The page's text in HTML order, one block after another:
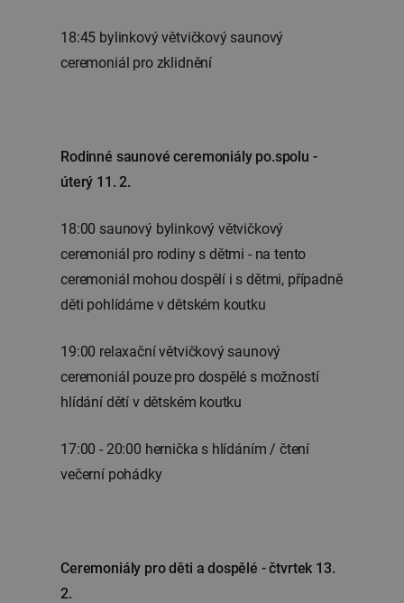
18:45 bylinkový větvičkový saunový
ceremoniál pro zklidnění
Rodinné saunové ceremoniály po.spolu -
úterý 11. 2.
18:00 saunový bylinkový větvičkový
ceremoniál pro rodiny s dětmi - na tento
ceremoniál mohou dospělí i s dětmi, případně
děti pohlídáme v dětském koutku
19:00 relaxační větvičkový saunový
ceremoniál pouze pro dospělé s možností
hlídání dětí v dětském koutku
17:00 - 20:00 hernička s hlídáním / čtení
večerní pohádky
Ceremoniály pro děti a dospělé - čtvrtek 13.
2.